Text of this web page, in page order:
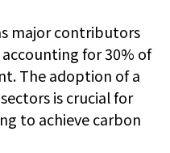
major contributors
for 30% of
The adoption of a
is crucial for
to achieve carbon